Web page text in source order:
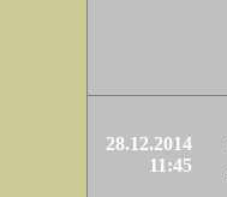
28.12.2014
11:45